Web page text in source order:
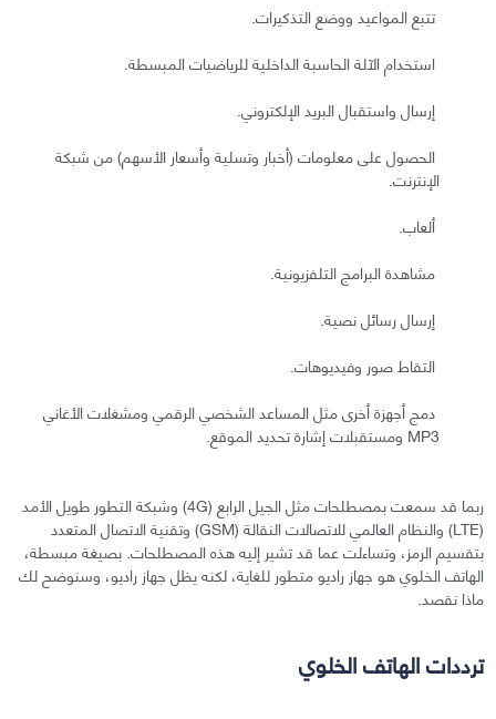
تتبع المواعيد ووضع التذكيرات.
استخدام الآلة الحاسبة الداخلية للرياضيات المبسطة.
إرسال واستقبال البريد الإلكتروني.
الحصول على معلومات (أخبار وتسلية وأسعار الأسهم) من شبكة
الإنترنت.
ألعاب.
مشاهدة البرامج التلفزيونية.
إرسال رسائل نصية.
التقاط صور وفيديوهات.
دمج أجهزة أخرى مثل المساعد الشخصي الرقمي ومشغلات الأغاني
MP3 ومستقبلات إشارة تحديد الموقع.
ربما قد سمعت بمصطلحات مثل الجيل الرابع (4G) وشبكة التطور طويل الأمد
(LTE) والنظام العالمي للاتصالات النقالة (GSM) وتقنية الاتصال المتعدد
بتقسيم الرمز، وتساءلت عما قد تشير إليه هذه المصطلحات. بصيغة مبسطة،
الهاتف الخلوي هو جهاز راديو متطور للغاية، لكنه يظل جهاز راديو، وسنوضح لك
ماذا نقصد.
ترددات الهاتف الخلوي